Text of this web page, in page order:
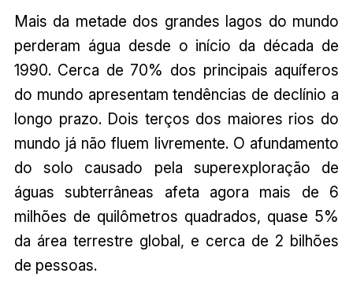
Mais da metade dos grandes lagos do mundo
perderam água desde o início da década de
1990. Cerca de 70% dos principais aquíferos
do mundo apresentam tendências de declínio a
longo prazo. Dois terços dos maiores rios do
mundo já não fluem livremente. O afundamento
do solo causado pela superexploração de
águas subterrâneas afeta agora mais de 6
milhões de quilômetros quadrados, quase 5%
da área terrestre global, e cerca de 2 bilhões
de pessoas.